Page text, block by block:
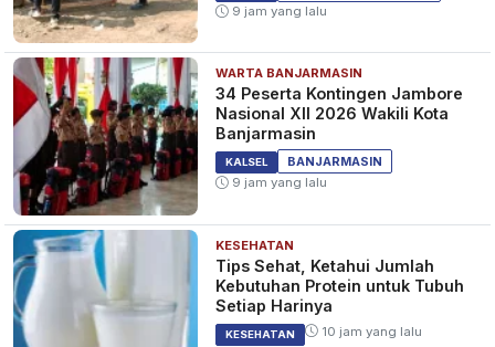
9 jam yang lalu
WARTA BANJARMASIN
34 Peserta Kontingen Jambore
Nasional XII 2026 Wakili Kota
Banjarmasin
KALSEL
BANJARMASIN
9 jam yang lalu
KESEHATAN
Tips Sehat, Ketahui Jumlah
Kebutuhan Protein untuk Tubuh
Setiap Harinya
KESEHATAN 10 jam yang lalu